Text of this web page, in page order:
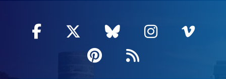
Facebook
, Ouvre une nouvelle fenêtre
Twitter
, Ouvre une nouvelle
Bluesky
, Ouvre une
Instagram
, Ouvre
,
Pinterest
, Ouvre une
Flux RSS